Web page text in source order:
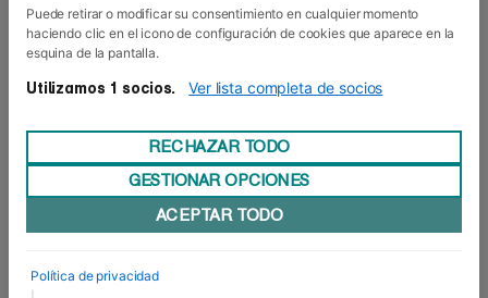
Sempresa 2020: la empresa desde
empresarial. Si no, que se lo digan a las últimas
Puede retirar o modificar su consentimiento en cualquier momento
haciendo clic en el icono de configuración de cookies que aparece en la
esquina de la pantalla.
Utilizamos 1 socios. Ver lista completa de socios
RECHAZAR TODO
GESTIONAR OPCIONES
ACEPTAR TODO
Política de privacidad